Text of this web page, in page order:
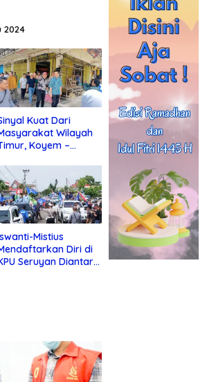
2024
Kuat Dari
Wilayah
Koyem –
Kotim
Mistius
Diri di
Seruyan Diantar